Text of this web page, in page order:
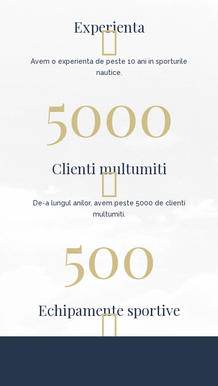
Experienta
Avem o experienta de peste 10 ani in sporturile
nautice.
5000
Clienti multumiti
De-a lungul anilor, avem peste 5000 de clienti
multumiti.
500
Echipamente sportive